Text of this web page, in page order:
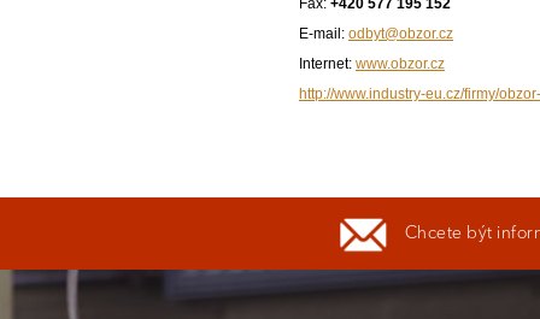
Fax: +420 577 195 152
E-mail: odbyt@obzor.cz
Internet: www.obzor.cz
http://www.industry-eu.cz/firmy/
Chcete být